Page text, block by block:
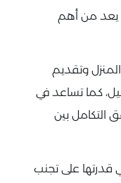
من أهم
وتقديم
كما تساعد في
التكامل بين
قدرتها على تجنب